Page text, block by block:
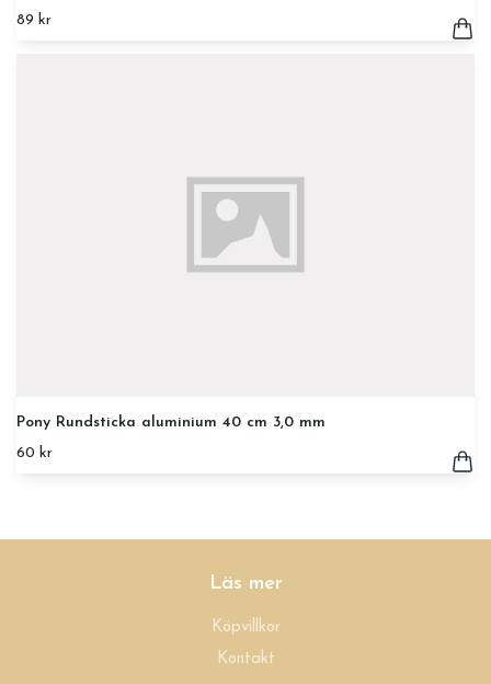
89 kr
Pony Rundsticka aluminium 40 cm 3,0 mm
60 kr
Läs mer
Köpvillkor
Kontakt